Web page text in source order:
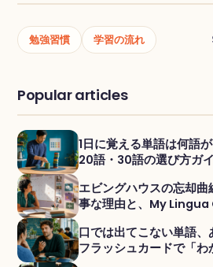
勉強習慣 学習の流れ
Popular articles
1日に覚える単語は何語
20語・30語の選び方ガ
エビングハウスの忘却
事な理由と、My
口では出てこない単語
フラッシュカードで「